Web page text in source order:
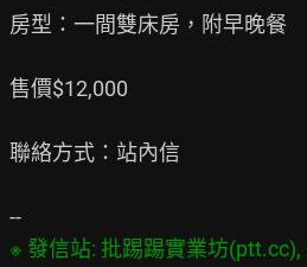
房型：一間雙床房，附早晚餐
售價$12,000
聯絡方式：站內信
※ 發信站: 批踢踢實業坊